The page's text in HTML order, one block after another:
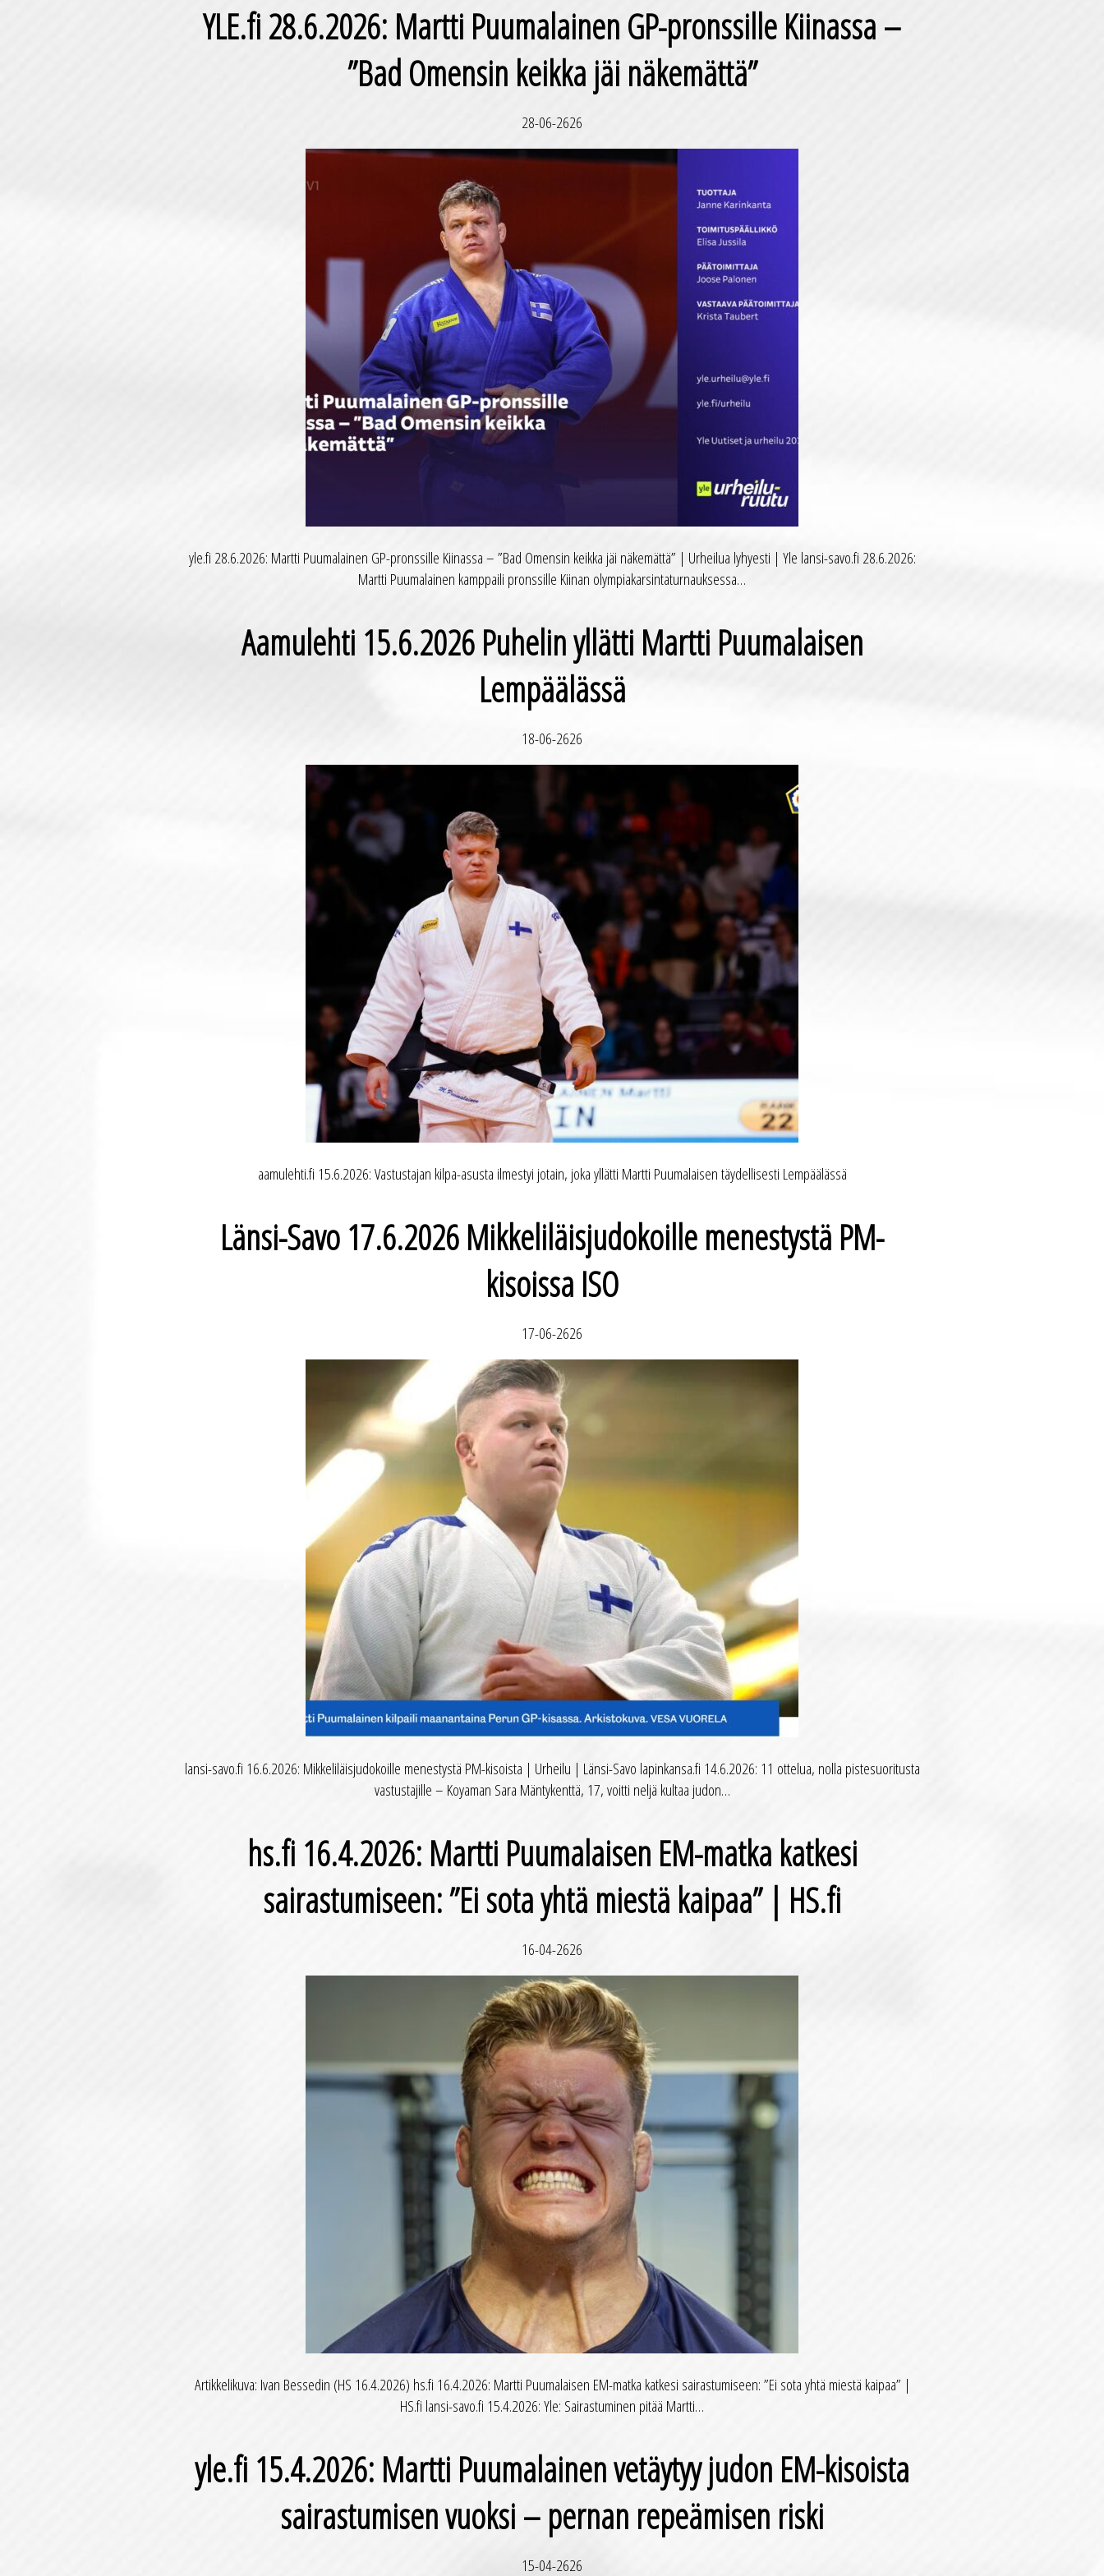
YLE.fi 28.6.2026: Martti Puumalainen GP-pronssille Kiinassa –
”Bad Omensin keikka jäi näkemättä”
28-06-2626
yle.fi 28.6.2026: Martti Puumalainen GP-pronssille Kiinassa – ”Bad Omensin keikka jäi näkemättä” | Urheilua lyhyesti | Yle lansi-savo.fi 28.6.2026:
Martti Puumalainen kamppaili pronssille Kiinan olympiakarsintaturnauksessa…
Aamulehti 15.6.2026 Puhelin yllätti Martti Puumalaisen
Lempäälässä
18-06-2626
aamulehti.fi 15.6.2026: Vastustajan kilpa-asusta ilmestyi jotain, joka yllätti Martti Puumalaisen täydellisesti Lempäälässä
Länsi-Savo 17.6.2026 Mikkeliläisjudokoille menestystä PM-
kisoissa ISO
17-06-2626
lansi-savo.fi 16.6.2026: Mikkeliläisjudokoille menestystä PM-kisoista | Urheilu | Länsi-Savo lapinkansa.fi 14.6.2026: 11 ottelua, nolla pistesuoritusta
vastustajille – Koyaman Sara Mäntykenttä, 17, voitti neljä kultaa judon…
hs.fi 16.4.2026: Martti Puumalaisen EM-matka katkesi
sairastumiseen: ”Ei sota yhtä miestä kaipaa” | HS.fi
16-04-2626
Artikkelikuva: Ivan Bessedin (HS 16.4.2026) hs.fi 16.4.2026: Martti Puumalaisen EM-matka katkesi sairastumiseen: ”Ei sota yhtä miestä kaipaa” |
HS.fi lansi-savo.fi 15.4.2026: Yle: Sairastuminen pitää Martti…
yle.fi 15.4.2026: Martti Puumalainen vetäytyy judon EM-kisoista
sairastumisen vuoksi – pernan repeämisen riski
15-04-2626